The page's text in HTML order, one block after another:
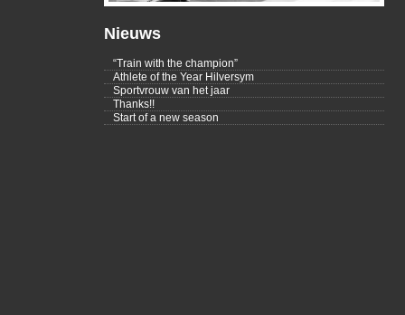
Nieuws
“Train with the champion”
Athlete of the Year Hilversym
Sportvrouw van het jaar
Thanks!!
Start of a new season